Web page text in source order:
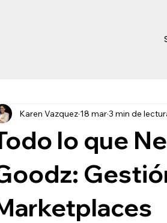
lo que
Karen Vazquez 18 mar3 min de